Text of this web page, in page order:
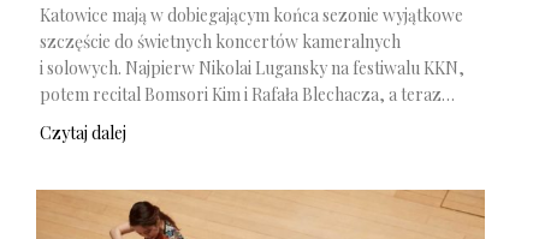
Katowice mają w dobiegającym końca sezonie wyjątkowe
szczęście do świetnych koncertów kameralnych
i solowych. Najpierw Nikolai Lugansky na festiwalu KKN,
potem recital Bomsori Kim i Rafała Blechacza, a teraz…
Czytaj dalej